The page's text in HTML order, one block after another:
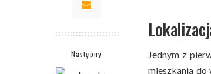
Następny
Jednym z
mieszkania do